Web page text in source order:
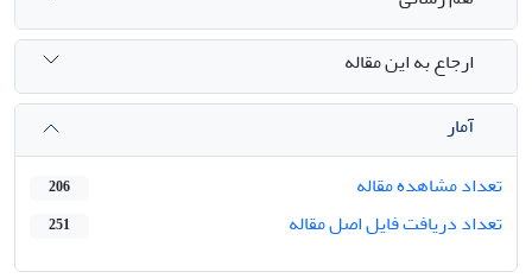
ارجاع به این مقاله
آمار
تعداد مشاهده مقاله
206
تعداد دریافت فایل اصل مقاله 251